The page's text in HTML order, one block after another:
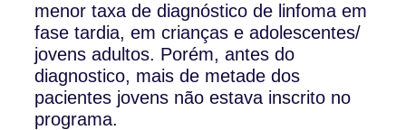
menor taxa de diagnóstico de linfoma em
fase tardia, em crianças e adolescentes/
jovens adultos. Porém, antes do
diagnostico, mais de metade dos
pacientes jovens não estava inscrito no
programa.